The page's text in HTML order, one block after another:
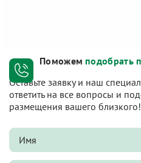
Поможем подобрать
Оставьте заявку и наш
ответить на все вопросы и
размещения вашего близкого!